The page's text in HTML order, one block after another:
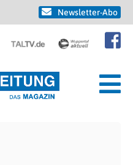
Newsletter-Abo